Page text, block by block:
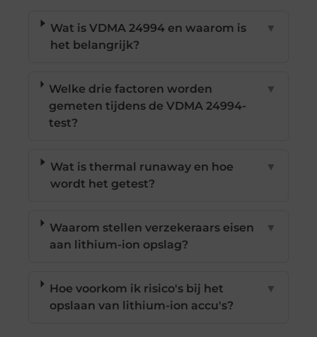
Wat is VDMA 24994 en waarom is
het belangrijk?
▼
Welke drie factoren worden
gemeten tijdens de VDMA 24994-
test?
▼
Wat is thermal runaway en hoe
wordt het getest?
▼
Waarom stellen verzekeraars eisen
aan lithium-ion opslag?
▼
Hoe voorkom ik risico's bij het
opslaan van lithium-ion accu's?
▼